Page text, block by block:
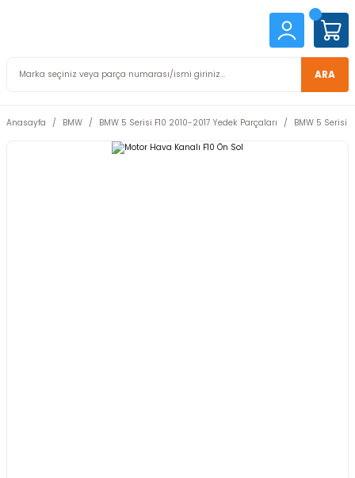
ARA
Anasayfa BMW BMW 5 Serisi F10 2010-2017 Yedek Parçaları BMW 5 Serisi